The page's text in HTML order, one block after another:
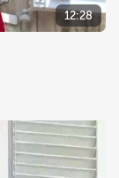
12:28